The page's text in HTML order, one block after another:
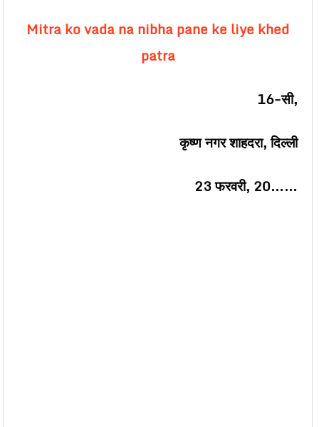
Mitra ko vada na nibha pane ke liye khed
patra
16-सी,
कृष्ण नगर शाहदरा,दिल्ली
23फरवरी, 20……